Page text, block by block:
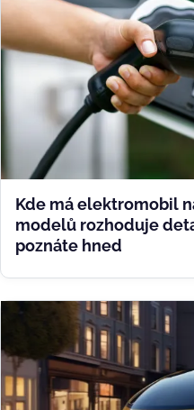
Kde má elektromobil
modelů rozhoduje
poznáte hned